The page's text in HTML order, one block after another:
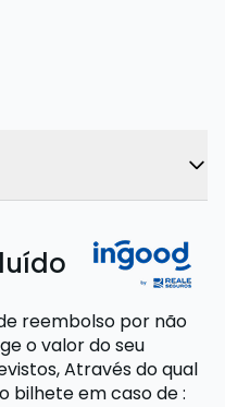
reembolso por não
o valor do seu
Através do qual
bilheteem caso de: